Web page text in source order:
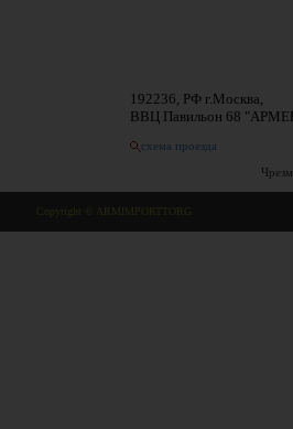
192236, РФ г.Москва,
ВВЦ Павильон 68
схема проезда
Copyright © ARMIMPORTTORG